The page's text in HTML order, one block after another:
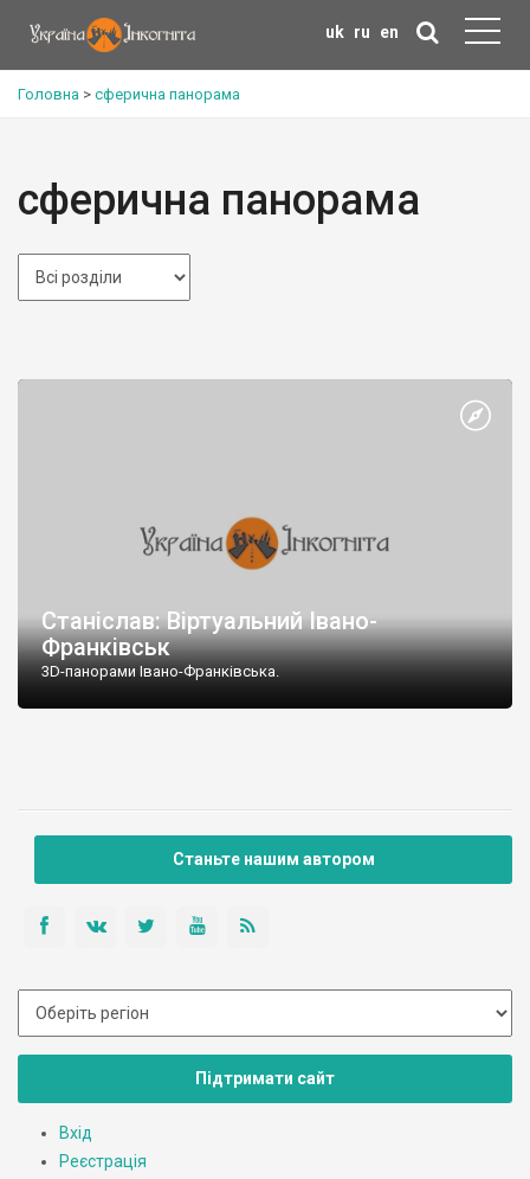
uk ru en
Головна > сферична панорама
сферична панорама
Станіслав: Віртуальний Івано-
Франківськ
3D-панорами Івано-Франківська.
Станьте нашим автором
Підтримати сайт
Вхід
Реєстрація